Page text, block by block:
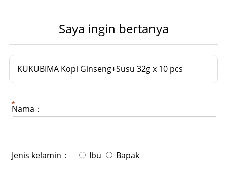
Saya ingin bertanya
KUKUBIMA Kopi Ginseng+Susu 32g x 10 pcs
Nama：
Jenis kelamin： Ibu Bapak